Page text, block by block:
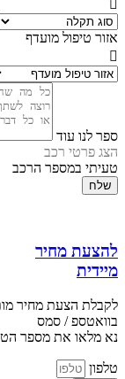
אזור טיפול מועדף
ספר לנו עוד
הצג פרטי רכב
טעיתי במספר הרכב
שלח
להצעת מחיר
מיידית
לקבלת הצעת מחיר
בוואטספ / סמס
נא מלאו את מספר
טלפון